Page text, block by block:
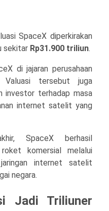
SpaceX diperkirakan
sekitar Rp31.900 triliun.
di jajaran perusahaan
tersebut juga
investor terhadap masa
internet satelit yang
SpaceX berhasil
komersial melalui
internet satelit
negara.
Jadi Triliuner